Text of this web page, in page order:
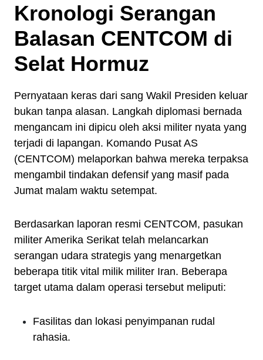
Kronologi Serangan
Balasan CENTCOM di
Selat Hormuz
Pernyataan keras dari sang Wakil Presiden keluar
bukan tanpa alasan. Langkah diplomasi bernada
mengancam ini dipicu oleh aksi militer nyata yang
terjadi di lapangan. Komando Pusat AS
(CENTCOM) melaporkan bahwa mereka terpaksa
mengambil tindakan defensif yang masif pada
Jumat malam waktu setempat.
Berdasarkan laporan resmi CENTCOM, pasukan
militer Amerika Serikat telah melancarkan
serangan udara strategis yang menargetkan
beberapa titik vital milik militer Iran. Beberapa
target utama dalam operasi tersebut meliputi:
Fasilitas dan lokasi penyimpanan rudal
rahasia.